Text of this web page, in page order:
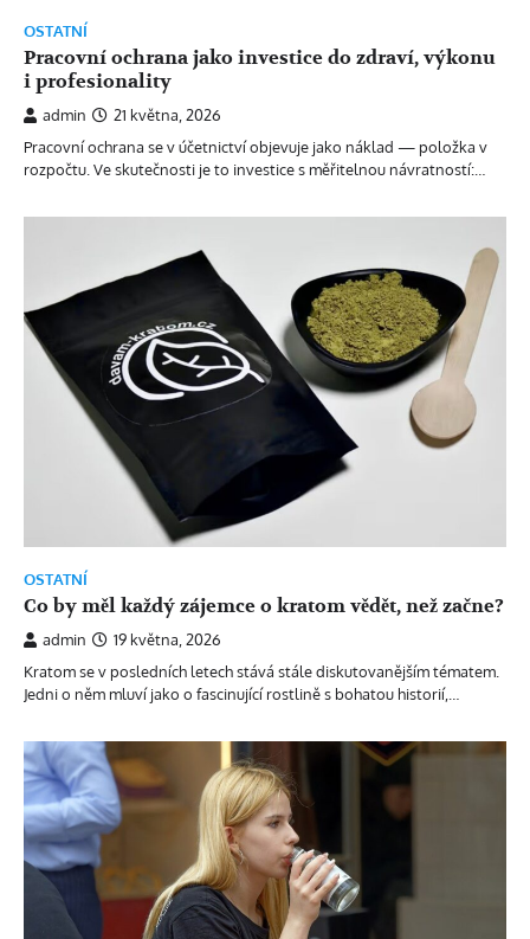
OSTATNÍ
Pracovní ochrana jako investice do zdraví, výkonu
i profesionality
admin
21 května, 2026
Pracovní ochrana se v účetnictví objevuje jako náklad — položka v
rozpočtu. Ve skutečnosti je to investice s měřitelnou návratností:…
OSTATNÍ
Co by měl každý zájemce o kratom vědět, než začne?
admin
19 května, 2026
Kratom se v posledních letech stává stále diskutovanějším tématem.
Jedni o něm mluví jako o fascinující rostlině s bohatou historií,…